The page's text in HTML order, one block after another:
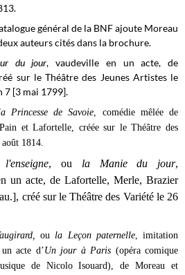
général de la BNF ajoute Moreau
auteurs cités dans la brochure.
du jour, vaudeville en un acte, de
sur le Théâtre des Jeunes Artistesle
7 [3 mai 1799].
Princesse de Savoie, comédie mêlée de
et Lafortelle, créée sur leThéâtre des
1814.
, ou la Manie du jour,
un acte, de Lafortelle, Merle, Brazier
créé sur le Théâtre des Variété le 26
ou la Leçon paternelle, imitation
acte d’Un jour à Paris (opéra comique
de Nicolo Isouard), de Moreau et